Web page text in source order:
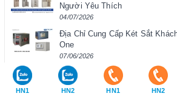
Người Yêu Thích
04/07/2026
Địa Chỉ Cung Cấp Két Sắt
One
07/06/2026
Lý Do Sử Dụng Két Sắt Đựng
07/06/2026
HN1
HN2 HN1 HN2